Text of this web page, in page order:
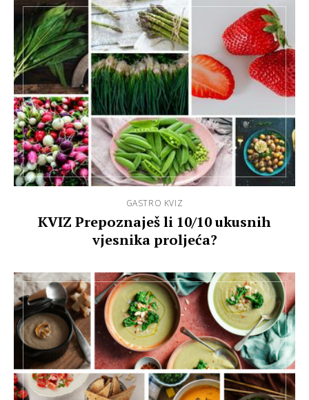
GASTRO KVIZ
KVIZ Prepoznaješ li 10/10 ukusnih
vjesnika proljeća?